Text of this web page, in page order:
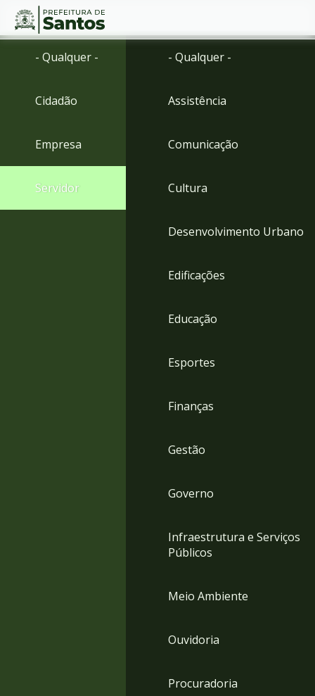
Ir
menu
para
Conteúdo
- Qualquer -
Cidadão
Empresa
Servidor
- Qualquer -
Assistência
Comunicação
Cultura
Desenvolvimento Urbano
Edificações
Educação
Esportes
Finanças
Gestão
Governo
Infraestrutura e Serviços
Públicos
Meio Ambiente
Ouvidoria
Procuradoria